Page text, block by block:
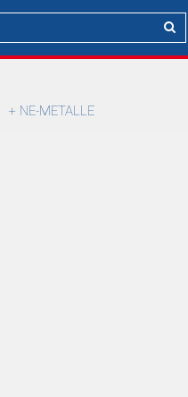
NE-METALLE